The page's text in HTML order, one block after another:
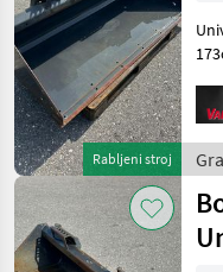
Rabljeni stroj